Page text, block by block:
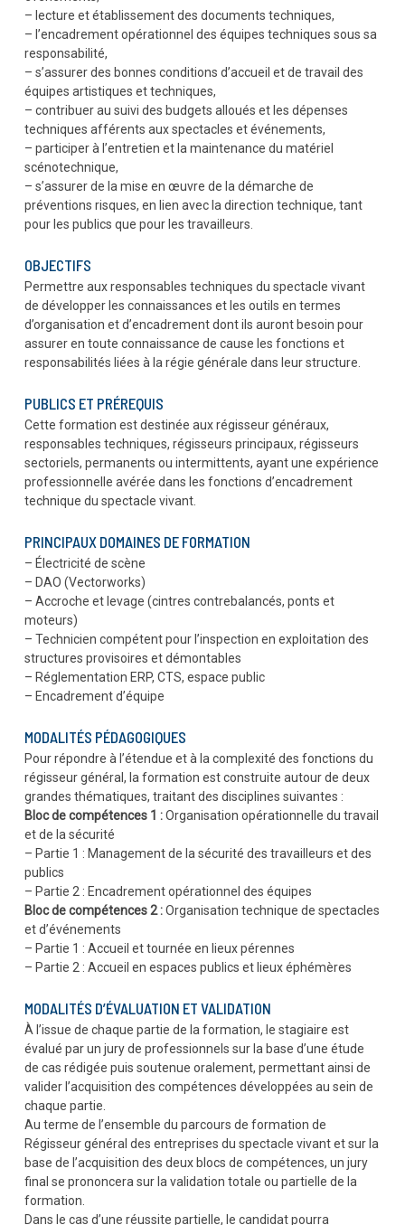
– lecture et établissement des documents techniques,
– l’encadrement opérationnel des équipes techniques sous sa
responsabilité,
– s’assurer des bonnes conditions d’accueil et de travail des
équipes artistiques et techniques,
– contribuer au suivi des budgets alloués et les dépenses
techniques afférents aux spectacles et événements,
– participer à l’entretien et la maintenance du matériel
scénotechnique,
– s’assurer de la mise en œuvre de la démarche de
préventions risques, en lien avec la direction technique, tant
pour les publics que pour les travailleurs.
OBJECTIFS
Permettre aux responsables techniques du spectacle vivant
de développer les connaissances et les outils en termes
d’organisation et d’encadrement dont ils auront besoin pour
assurer en toute connaissance de cause les fonctions et
responsabilités liées à la régie générale dans leur structure.
PUBLICS ET PRÉREQUIS
Cette formation est destinée aux régisseur généraux,
responsables techniques, régisseurs principaux, régisseurs
sectoriels, permanents ou intermittents, ayant une expérience
professionnelle avérée dans les fonctions d’encadrement
technique du spectacle vivant.
PRINCIPAUX DOMAINES DE FORMATION
– Électricité de scène
– DAO (Vectorworks)
– Accroche et levage (cintres contrebalancés, ponts et
moteurs)
– Technicien compétent pour l’inspection en exploitation des
structures provisoires et démontables
– Réglementation ERP, CTS, espace public
– Encadrement d’équipe
MODALITÉS PÉDAGOGIQUES
Pour répondre à l’étendue et à la complexité des fonctions du
régisseur général, la formation est construite autour de deux
grandes thématiques, traitant des disciplines suivantes :
Bloc de compétences 1 :Organisation opérationnelle du travail
et de la sécurité
– Partie 1 : Management de la sécurité des travailleurs et des
publics
– Partie 2 : Encadrement opérationnel des équipes
Bloc de compétences 2 :Organisation technique de spectacles
et d’événements
– Partie 1 : Accueil et tournée en lieux pérennes
– Partie 2 : Accueil en espaces publics et lieux éphémères
MODALITÉS D’ÉVALUATION ET VALIDATION
À l’issue de chaque partie de la formation, le stagiaire est
évalué par un jury de professionnels sur la base d’une étude
de cas rédigée puis soutenue oralement, permettant ainsi de
valider l’acquisition des compétences développées au sein de
chaque partie.
Au terme de l’ensemble du parcours de formation de
Régisseur général des entreprises du spectacle vivant et sur la
base de l’acquisition des deux blocs de compétences, un jury
final se prononcera sur la validation totale ou partielle de la
formation.
Dans le cas d’une réussite partielle, le candidat pourra